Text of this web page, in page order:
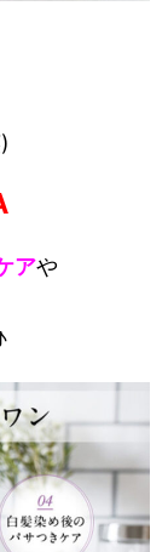
アや